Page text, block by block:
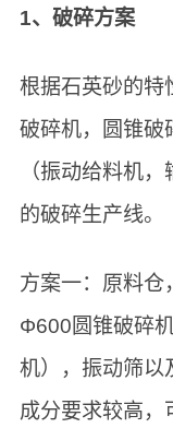
1、破碎方案
根据石英砂的特
破碎机，圆锥破
（振动给料机
的破碎生产线。
方案一：原料仓
Φ600圆锥破碎
机），振动筛以
成分要求较高，